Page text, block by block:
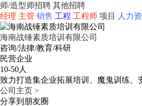
师/造型师招聘 其他招聘
经理 主管 销售 工程 工程师 项目 人力
海南战锤素质培训有限公司
咨询/法律/教育/科研
民营企业
10-50人
致力打造集企业拓展培训、魔鬼训练、
公司主页 >
分享到朋友圈